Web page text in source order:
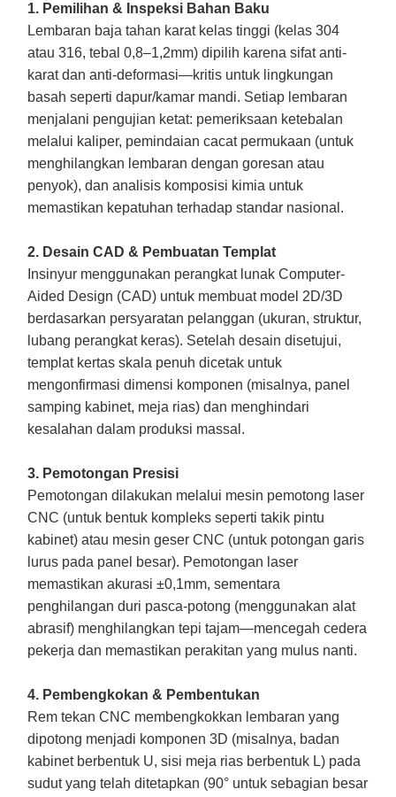
1. Pemilihan & Inspeksi Bahan Baku
Lembaran baja tahan karat kelas tinggi (kelas 304
atau 316, tebal 0,8–1,2mm) dipilih karena sifat anti-
karat dan anti-deformasi—kritis untuk lingkungan
basah seperti dapur/kamar mandi. Setiap lembaran
menjalani pengujian ketat: pemeriksaan ketebalan
melalui kaliper, pemindaian cacat permukaan (untuk
menghilangkan lembaran dengan goresan atau
penyok), dan analisis komposisi kimia untuk
memastikan kepatuhan terhadap standar nasional.
2. Desain CAD & Pembuatan Templat
Insinyur menggunakan perangkat lunak Computer-
Aided Design (CAD) untuk membuat model 2D/3D
berdasarkan persyaratan pelanggan (ukuran, struktur,
lubang perangkat keras). Setelah desain disetujui,
templat kertas skala penuh dicetak untuk
mengonfirmasi dimensi komponen (misalnya, panel
samping kabinet, meja rias) dan menghindari
kesalahan dalam produksi massal.
3. Pemotongan Presisi
Pemotongan dilakukan melalui mesin pemotong laser
CNC (untuk bentuk kompleks seperti takik pintu
kabinet) atau mesin geser CNC (untuk potongan garis
lurus pada panel besar). Pemotongan laser
memastikan akurasi ±0,1mm, sementara
penghilangan duri pasca-potong (menggunakan alat
abrasif) menghilangkan tepi tajam—mencegah cedera
pekerja dan memastikan perakitan yang mulus nanti.
4. Pembengkokan & Pembentukan
Rem tekan CNC membengkokkan lembaran yang
dipotong menjadi komponen 3D (misalnya, badan
kabinet berbentuk U, sisi meja rias berbentuk L) pada
sudut yang telah ditetapkan (90° untuk sebagian besar